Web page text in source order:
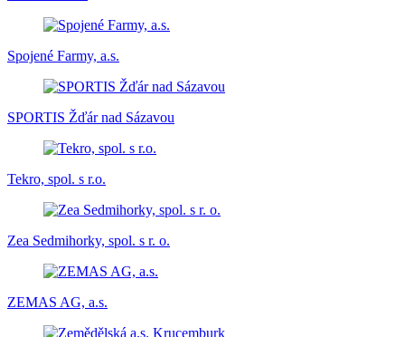
Spojené Farmy, a.s.
SPORTIS Žďár nad Sázavou
Tekro, spol. s r.o.
Zea Sedmihorky, spol. s r. o.
ZEMAS AG, a.s.